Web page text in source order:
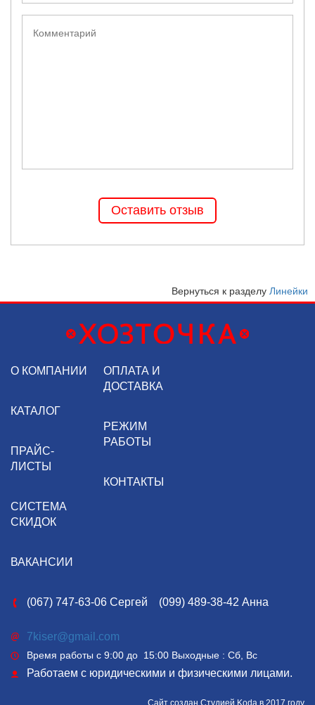
Оставить отзыв
Вернуться к разделу Линейки
О КОМПАНИИ
КАТАЛОГ
ПРАЙС-
ЛИСТЫ
СИСТЕМА
СКИДОК
ВАКАНСИИ
ОПЛАТА И
ДОСТАВКА
РЕЖИМ
РАБОТЫ
КОНТАКТЫ
(067) 747-63-06 Сергей (099) 489-38-42 Анна
7kiser@gmail.com
Время работы с 9:00 до 15:00 Выходные : Сб, Вс
Работаем с юридическими и физическими лицами.
Сайт создан Студией Koda в 2017 году